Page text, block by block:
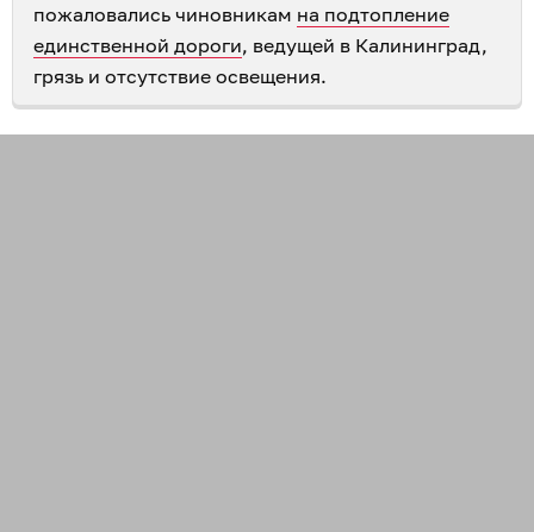
пожаловались чиновникам на подтопление
единственной дороги, ведущей в Калининград,
грязь и отсутствие освещения.